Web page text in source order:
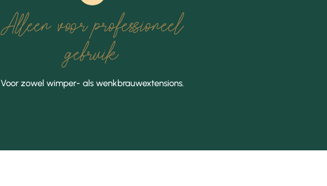
Alleen voor professioneel
gebruik
Voor zowel wimper- als wenkbrauwextensions.